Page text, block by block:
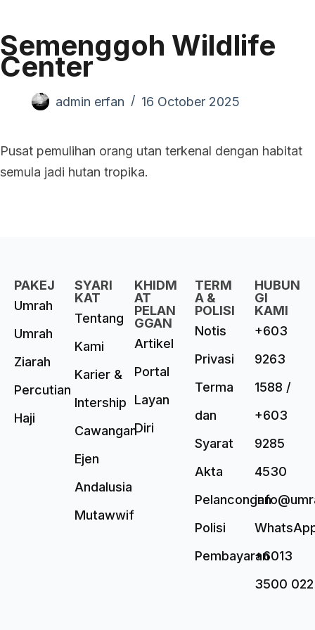
Semenggoh Wildlife
Center
admin erfan 16 October 2025
Pusat pemulihan orang utan terkenal dengan habitat
semula jadi hutan tropika.
PAKEJ
Umrah
Umrah
Ziarah
Percutian
Haji
SYARI
KAT
Tentang
Kami
Karier &
Intership
Cawangan
Ejen
Andalusia
Mutawwif
KHIDM
AT
PELAN
GGAN
Artikel
Portal
Layan
Diri
TERM
A &
POLISI
Notis
Privasi
Terma
dan
Syarat
Akta
Pelancongan
Polisi
Pembayaran
HUBUN
GI
KAMI
+603
9263
1588 /
+603
9285
4530
+6013
3500 022